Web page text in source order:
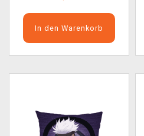
In den Warenkorb